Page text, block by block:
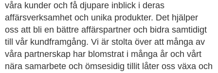
våra kunder och få djupare inblick i deras
affärsverksamhet och unika produkter. Det hjälper
oss att bli en bättre affärspartner och bidra samtidigt
till vår kundframgång. Vi är stolta över att många av
våra partnerskap har blomstrat i många år och vårt
nära samarbete och ömsesidig tillit låter oss växa och